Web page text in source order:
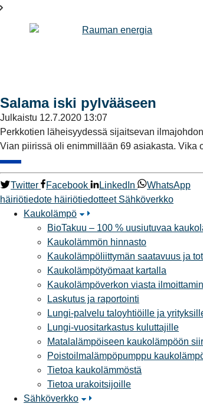
Salama iski pylvääseen
Julkaistu 12.7.2020 13:07
Perkkotien läheisyydessä sijaitsevan
Vian piirissä oli enimmillään 69 asiakasta. Vika
Twitter Facebook LinkedIn
WhatsApp
häiriötiedote häiriötiedotteet Sähköverkko
Kaukolämpö
BioTakuu – 100 % uusiutuvaa
Kaukolämmön hinnasto
Kaukolämpöliittymän saatavuus ja
Kaukolämpötyömaat kartalla
Kaukolämpöverkon viasta
Laskutus ja raportointi
Lungi-palvelu taloyhtiöille ja
Lungi-vuositarkastus kuluttajille
Matalalämpöiseen kaukolämpöön
Poistoilmalämpöpumppu
Tietoa kaukolämmöstä
Tietoa urakoitsijoille
Sähköverkko